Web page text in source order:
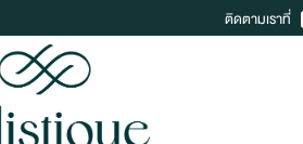
ติดตามเราที่